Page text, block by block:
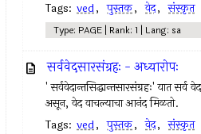
Tags: ved, पुस्तक, वेद, संस्कृत
Type: PAGE | Rank: 1 | Lang: sa
सर्ववेदसारसंग्रहः - अध्यारोपः
' सर्ववेदान्तसिद्धान्तसारसंग्रहः' यात
असून, वेद वाचल्याचा आनंद मिळतो.
Tags: ved, पुस्तक, वेद, संस्कृत